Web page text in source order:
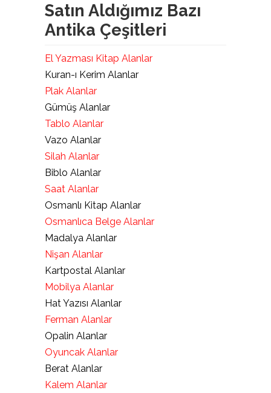
Satın Aldığımız Bazı
Antika Çeşitleri
El Yazması Kitap Alanlar
Kuran-ı Kerim Alanlar
Plak Alanlar
Gümüş Alanlar
Tablo Alanlar
Vazo Alanlar
Silah Alanlar
Biblo Alanlar
Saat Alanlar
Osmanlı Kitap Alanlar
Osmanlıca Belge Alanlar
Madalya Alanlar
Nişan Alanlar
Kartpostal Alanlar
Mobilya Alanlar
Hat Yazısı Alanlar
Ferman Alanlar
Opalin Alanlar
Oyuncak Alanlar
Berat Alanlar
Kalem Alanlar